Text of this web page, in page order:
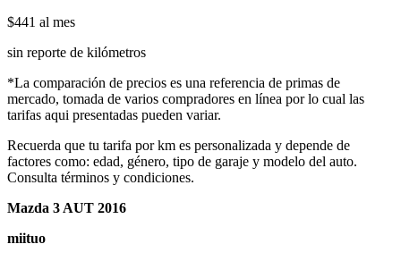
$441 al mes
sin reporte de kilómetros
*La comparación de precios es una referencia de primas de
mercado, tomada de varios compradores en línea por lo cual las
tarifas aqui presentadas pueden variar.
Recuerda que tu tarifa por km es personalizada y depende de
factores como: edad, género, tipo de garaje y modelo del auto.
Consulta términos y condiciones.
Mazda 3 AUT 2016
miituo